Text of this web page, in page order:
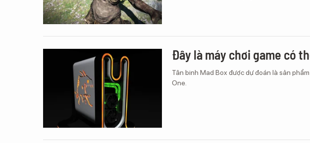
Đây là máy chơi game có
Tân binh Mad Box được dự đoán là sản
One.